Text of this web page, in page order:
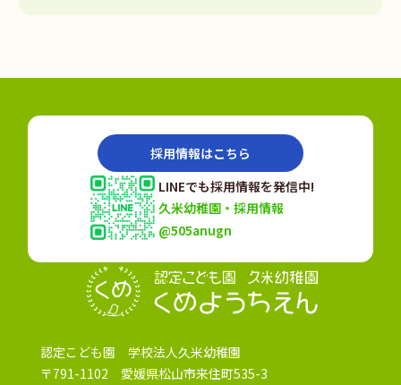
認定こども園 学校法人久米幼稚園
〒791-1102 愛媛県松山市来住町535-3
採用情報はこちら
LINEでも採用情報を発信中!
久米幼稚園・採用情報
@505anugn